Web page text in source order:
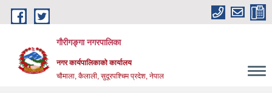
Skip to main content
गौरीगङ्गा नगरपालिका
नगर कार्यपालिकाको कार्यालय
चौमाला, कैलाली, सुदूरपश्चिम प्रदेश, नेपाल